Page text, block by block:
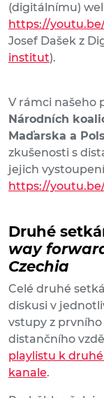
(digitálnímu)
https://
Josef Dašek z
institut).
V rámci našeho
Národních
Maďarska a
zkušenosti s
jejich
https://
Druhé
way
Czechia
Celé druhé
diskusi v
vstupy z
distančního
playlistu k
kanale.